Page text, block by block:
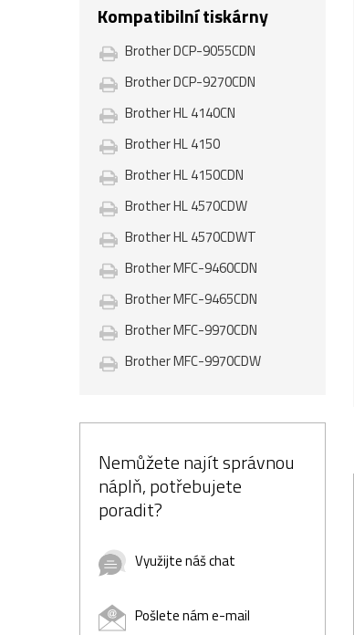
Kompatibilní tiskárny
Brother DCP-9055CDN
Brother DCP-9270CDN
Brother HL 4140CN
Brother HL 4150
Brother HL 4150CDN
Brother HL 4570CDW
Brother HL 4570CDWT
Brother MFC-9460CDN
Brother MFC-9465CDN
Brother MFC-9970CDN
Brother MFC-9970CDW
Nemůžete najít správnou
náplň, potřebujete
poradit?
Využijte náš chat
Pošlete nám e-mail